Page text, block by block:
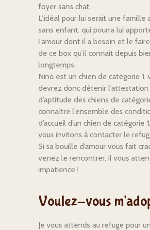
foyer sans chat.
L’idéal pour lui serait une famille
sans enfant, qui pourra lui
l’amour dont il a besoin et le
de ce box qu’il connait depuis
longtemps.
Nino est un chien de catégorie 1,
devrez donc détenir l’attestation
d’aptitude des chiens de
connaître l’ensemble des
d’accueil d’un chien de catégorie
vous invitons à contacter le
Si sa bouille d’amour vous fait
venez le rencontrer, il vous
impatience !
Voulez-vous
Je vous attends au refuge pour